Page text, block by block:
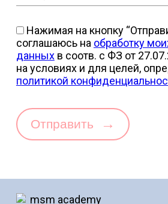
Нажимая на кнопку
соглашаюсь на обработку
данныхв соотв. с ФЗ от
на условиях и для целей,
политикой
Отправить →